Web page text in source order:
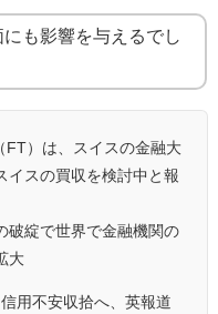
も影響を与えるでし
FT）は、スイスの金融大
イスの買収を検討中と報
破綻で世界で金融機関の
大
用不安収拾へ、英報道